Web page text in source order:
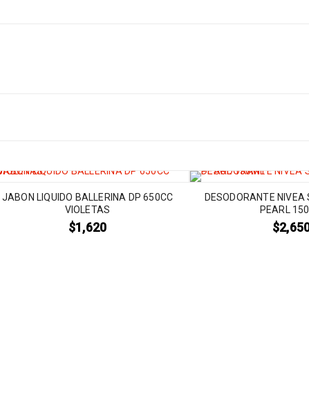
JABON LIQUIDO BALLERINA DP 650CC
VIOLETAS
$1,620
DESODORANTE NIVEA
PEARL
$